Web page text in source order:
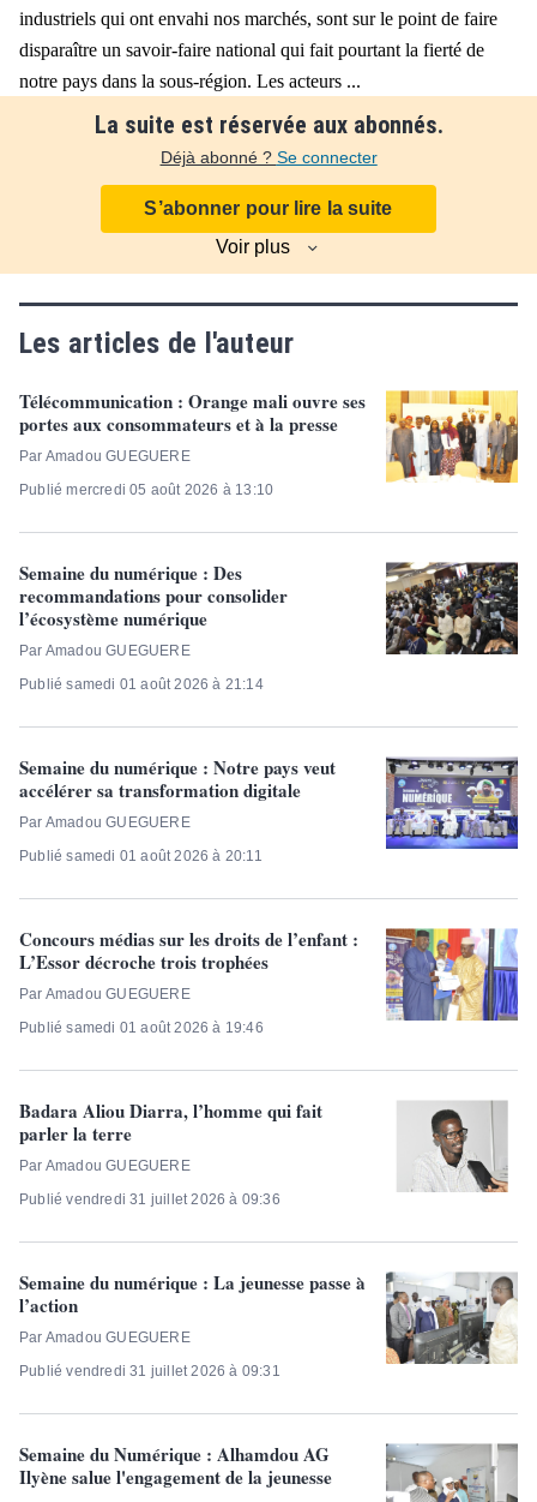
industriels qui ont envahi nos marchés, sont sur le point de faire
disparaître un savoir-faire national qui fait pourtant la fierté de
notre pays dans la sous-région. Les acteurs ...
La suite est réservée aux abonnés.
Déjà abonné ? Se connecter
S’abonner pour lire la suite
Voir plus
Les articles de l'auteur
Télécommunication : Orange mali ouvre ses
portes aux consommateurs et à la presse
Par Amadou GUEGUERE
Publié mercredi 05 août 2026 à 13:10
Semaine du numérique : Des
recommandations pour consolider
l’écosystème numérique
Par Amadou GUEGUERE
Publié samedi 01 août 2026 à 21:14
Semaine du numérique : Notre pays veut
accélérer sa transformation digitale
Par Amadou GUEGUERE
Publié samedi 01 août 2026 à 20:11
Concours médias sur les droits de l’enfant :
L’Essor décroche trois trophées
Par Amadou GUEGUERE
Publié samedi 01 août 2026 à 19:46
Badara Aliou Diarra, l’homme qui fait
parler la terre
Par Amadou GUEGUERE
Publié vendredi 31 juillet 2026 à 09:36
Semaine du numérique : La jeunesse passe à
l’action
Par Amadou GUEGUERE
Publié vendredi 31 juillet 2026 à 09:31
Semaine du Numérique : Alhamdou AG
Ilyène salue l'engagement de la jeunesse